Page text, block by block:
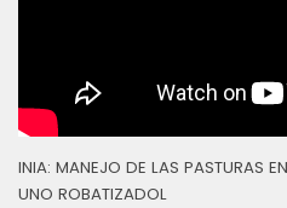
INIA: MANEJO DE LAS PASTURAS
UNO ROBATIZADOL